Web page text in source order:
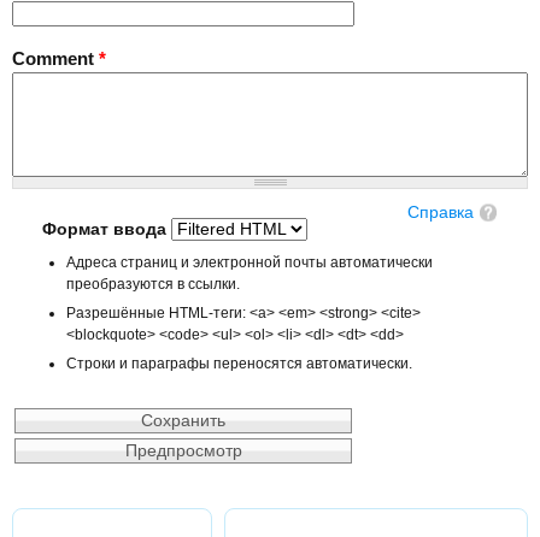
Comment *
Справка
Формат ввода
Адреса страниц и электронной почты автоматически
преобразуются в ссылки.
Разрешённые HTML-теги: <a> <em> <strong> <cite>
<blockquote> <code> <ul> <ol> <li> <dl> <dt> <dd>
Строки и параграфы переносятся автоматически.